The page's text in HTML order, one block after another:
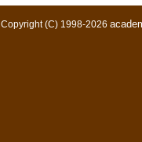
Copyright (C) 1998-2026